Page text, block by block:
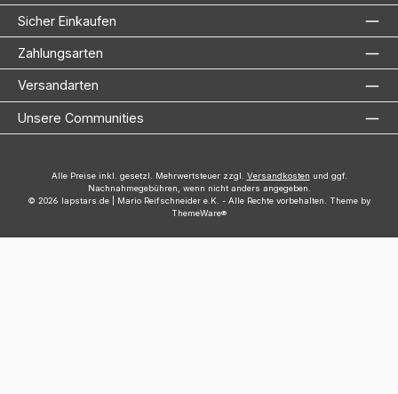
Sicher Einkaufen
Zahlungsarten
Versandarten
Unsere Communities
Alle Preise inkl. gesetzl. Mehrwertsteuer zzgl. Versandkosten und ggf.
Nachnahmegebühren, wenn nicht anders angegeben.
© 2026 lapstars.de | Mario Reifschneider e.K. - Alle Rechte vorbehalten. Theme by
ThemeWare®